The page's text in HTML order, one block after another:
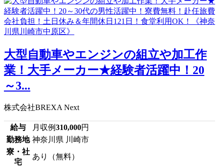
大型自動車やエンジンの組立や加工作
業！大手メーカー★経験者活躍中！20
～3...
株式会社BREXA Next
給与 月収例310,000円
勤務地 神奈川県 川崎市
寮・社
宅
あり（無料）